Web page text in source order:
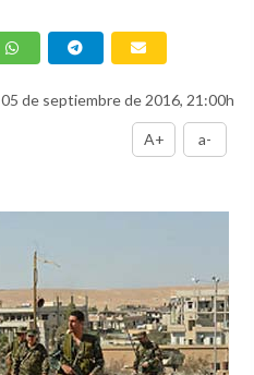
05 de septiembre de 2016, 21:00h
A+ a-